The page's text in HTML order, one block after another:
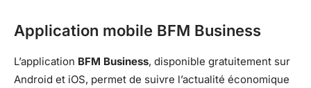
Application mobile BFM Business
L’application BFM Business, disponible gratuitement sur
Android et iOS, permet de suivre l’actualité économique